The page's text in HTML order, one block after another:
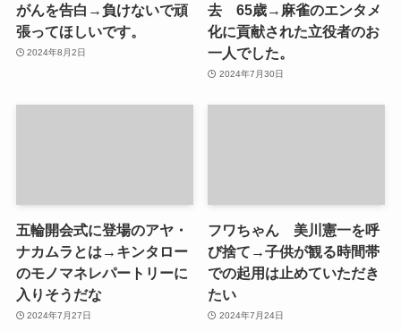
がんを告白→負けないで頑
張ってほしいです。
2024年8月2日
去 65歳→麻雀のエンタメ
化に貢献された立役者のお
一人でした。
2024年7月30日
五輪開会式に登場のアヤ・
ナカムラとは→キンタロー
のモノマネレパートリーに
入りそうだな
2024年7月27日
フワちゃん 美川憲一を呼
び捨て→子供が観る時間帯
での起用は止めていただき
たい
2024年7月24日